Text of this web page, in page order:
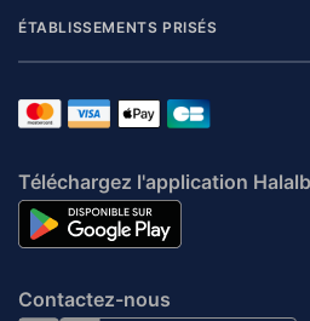
ÉTABLISSEMENTS PRISÉS
Téléchargez l'application
Contactez-nous